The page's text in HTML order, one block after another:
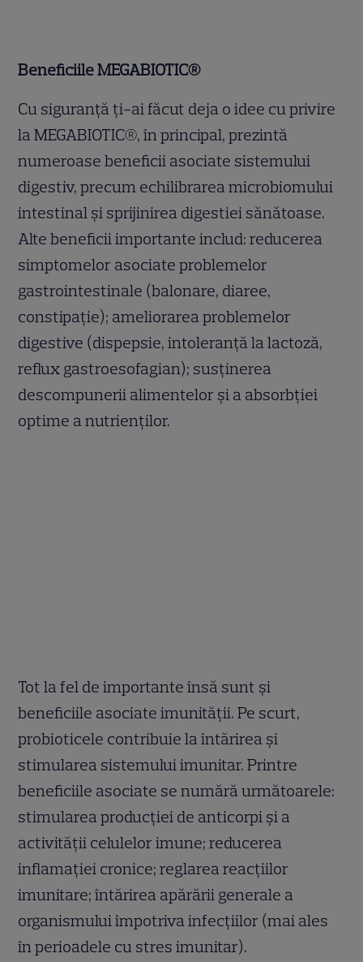
Beneficiile MEGABIOTIC®
Cu siguranță ți-ai făcut deja o idee cu privire
la MEGABIOTIC®, în principal, prezintă
numeroase beneficii asociate sistemului
digestiv, precum echilibrarea microbiomului
intestinal și sprijinirea digestiei sănătoase.
Alte beneficii importante includ: reducerea
simptomelor asociate problemelor
gastrointestinale (balonare, diaree,
constipație); ameliorarea problemelor
digestive (dispepsie, intoleranță la lactoză,
reflux gastroesofagian); susținerea
descompunerii alimentelor și a absorbției
optime a nutrienților.
Tot la fel de importante însă sunt și
beneficiile asociate imunității. Pe scurt,
probioticele contribuie la întărirea și
stimularea sistemului imunitar. Printre
beneficiile asociate se numără următoarele:
stimularea producției de anticorpi și a
activității celulelor imune; reducerea
inflamației cronice; reglarea reacțiilor
imunitare; întărirea apărării generale a
organismului împotriva infecțiilor (mai ales
în perioadele cu stres imunitar).